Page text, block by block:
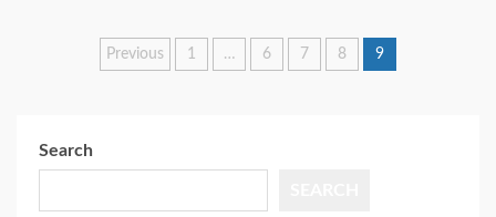
Posts
Previous 1 … 6 7 8 9
Search